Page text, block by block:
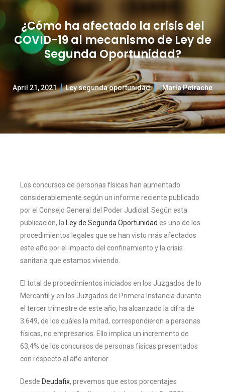
¿Cómo ha afectado la crisis del
COVID-19 al mecanismo de Ley de
Segunda Oportunidad?
April 21, 2021 Ley segunda oportunidad María Petrache
Los concursos de personas físicas han aumentado
considerablemente según un informe reciente publicado
por el Consejo General del Poder Judicial. Según esta
publicación, la
Ley de Segunda Oportunidad es uno de los
procedimientos legales que se han visto más afectados
este año por el impacto del confinamiento y la crisis
sanitaria que estamos viviendo.
El total de procedimientos iniciados en los Juzgados de lo
Mercantil y en los Juzgados de Primera Instancia durante
el tercer trimestre de este año, ha alcanzado la cifra de
3.649, de los cuáles la mitad, correspondieron a personas
físicas, no empresarios. Ello implica un incremento de
63,4% de los concursos de personas físicas presentados
con respecto al año anterior.
Desde Deudafix, prevemos que estos porcentajes